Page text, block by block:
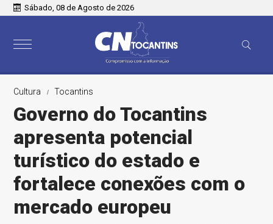
Sábado, 08 de Agosto de 2026
Cultura Tocantins
Governo do Tocantins
apresenta potencial
turístico do estado e
fortalece conexões com o
mercado europeu